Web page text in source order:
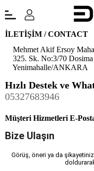
İLETİŞİM / CONTACT
Mehmet Akif Ersoy
325. Sk. No:3/70 Dosima
Yenimahalle/ANKARA
Hızlı Destek ve
05327683946
Müşteri Hizmetleri E-
Bize Ulaşın
​Görüş, öneri ya da